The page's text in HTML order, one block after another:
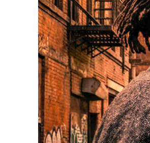
Programme 61e édition
A – Z
Prix et Jurys
Sections